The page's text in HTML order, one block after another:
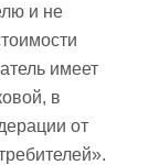
и не
имеет
в
от